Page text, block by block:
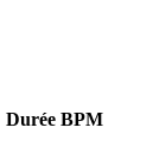
Durée BPM